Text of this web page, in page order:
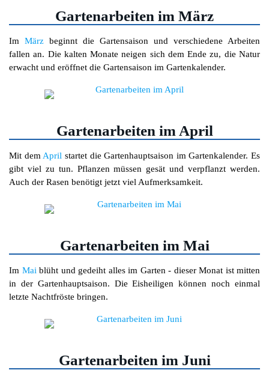
Gartenarbeiten im März
Im März beginnt die Gartensaison und verschiedene Arbeiten
fallen an. Die kalten Monate neigen sich dem Ende zu, die Natur
erwacht und eröffnet die Gartensaison im Gartenkalender.
Gartenarbeiten im April
Mit dem April startet die Gartenhauptsaison im Gartenkalender. Es
gibt viel zu tun. Pflanzen müssen gesät und verpflanzt werden.
Auch der Rasen benötigt jetzt viel Aufmerksamkeit.
Gartenarbeiten im Mai
Im Mai blüht und gedeiht alles im Garten - dieser Monat ist mitten
in der Gartenhauptsaison. Die Eisheiligen können noch einmal
letzte Nachtfröste bringen.
Gartenarbeiten im Juni